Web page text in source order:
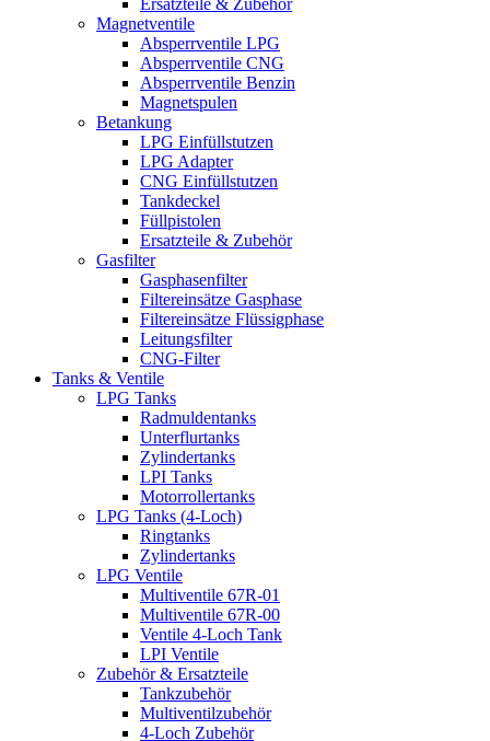
Magnetventile
Absperrventile LPG
Absperrventile CNG
Absperrventile Benzin
Magnetspulen
Betankung
LPG Einfüllstutzen
LPG Adapter
CNG Einfüllstutzen
Tankdeckel
Füllpistolen
Ersatzteile & Zubehör
Gasfilter
Gasphasenfilter
Filtereinsätze Gasphase
Filtereinsätze Flüssigphase
Leitungsfilter
CNG-Filter
Tanks & Ventile
LPG Tanks
Radmuldentanks
Unterflurtanks
Zylindertanks
LPI Tanks
Motorrollertanks
LPG Tanks (4-Loch)
Ringtanks
Zylindertanks
LPG Ventile
Multiventile 67R-01
Multiventile 67R-00
Ventile 4-Loch Tank
LPI Ventile
Zubehör & Ersatzteile
Tankzubehör
Multiventilzubehör
4-Loch Zubehör